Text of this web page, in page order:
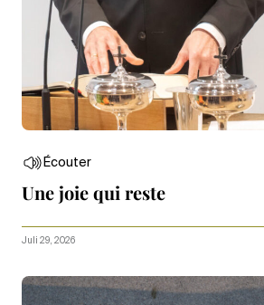
Écouter
Une joie qui reste
Juli 29, 2026